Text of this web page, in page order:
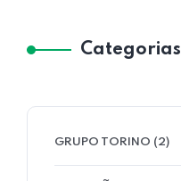
Categorias
GRUPO TORINO (2)